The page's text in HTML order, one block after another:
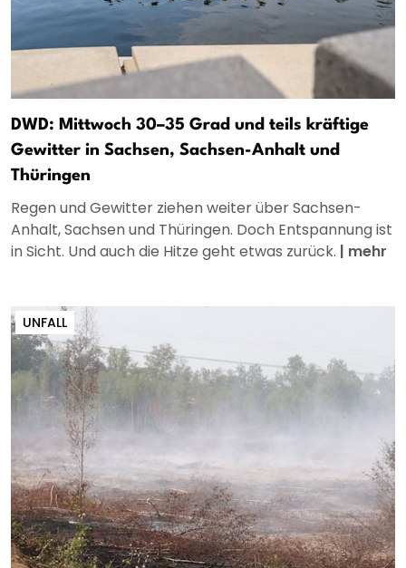
DWD: Mittwoch 30–35 Grad und teils kräftige
Gewitter in Sachsen, Sachsen-Anhalt und
Thüringen
Regen und Gewitter ziehen weiter über Sachsen-
Anhalt, Sachsen und Thüringen. Doch Entspannung ist
in Sicht. Und auch die Hitze geht etwas zurück. | mehr
UNFALL